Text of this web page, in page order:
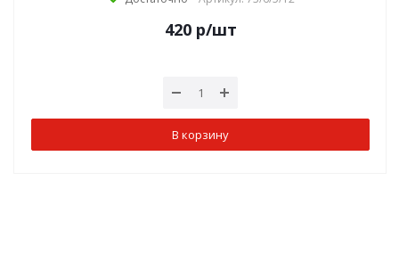
420р/шт
В корзину